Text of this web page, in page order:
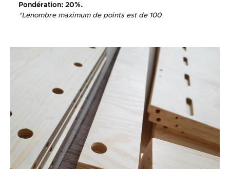
Pondération: 20%.
*Lenombre maximum de points est de 100